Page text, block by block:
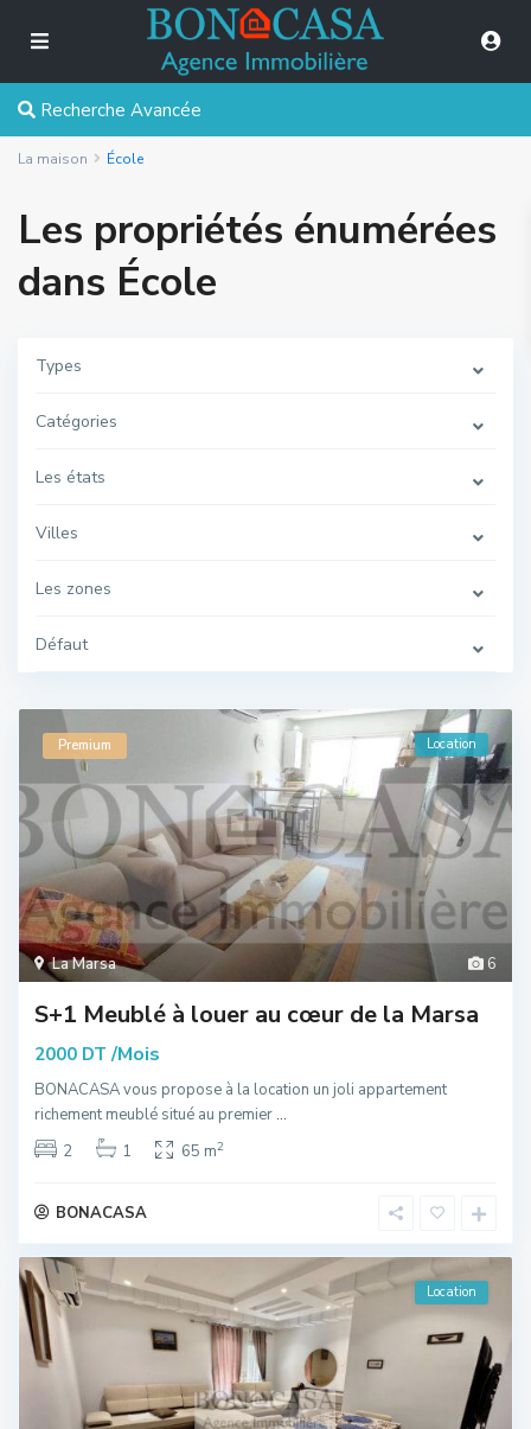
Recherche Avancée
La maison École
Les propriétés énumérées
dans École
Types
Catégories
Les états
Villes
Les zones
Défaut
6
La Marsa
Premium Location
S+1 Meublé à louer au cœur de la Marsa
2000 DT/Mois
BONACASA vous propose à la location un joli appartement
richement meublé situé au premier...
2
1 65 m2
BONACASA
Location